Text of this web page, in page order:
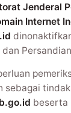
Jenderal
Internet
sebagai
beserta